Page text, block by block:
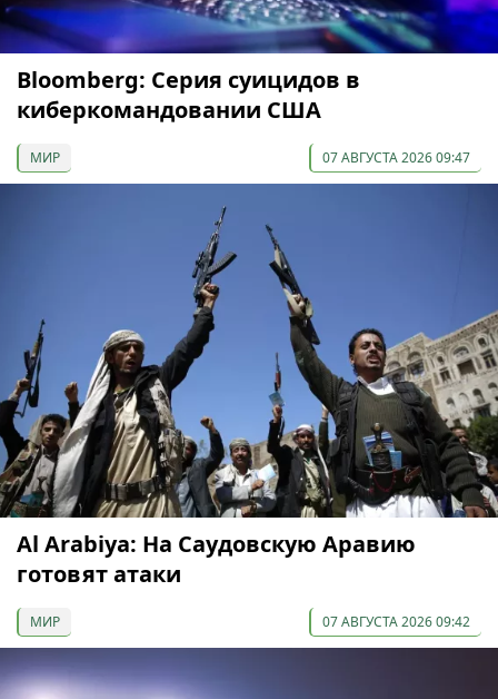
Bloomberg: Серия суицидов в
киберкомандовании США
МИР 07 АВГУСТА 2026 09:47
Al Arabiya: На Саудовскую Аравию
готовят атаки
МИР 07 АВГУСТА 2026 09:42